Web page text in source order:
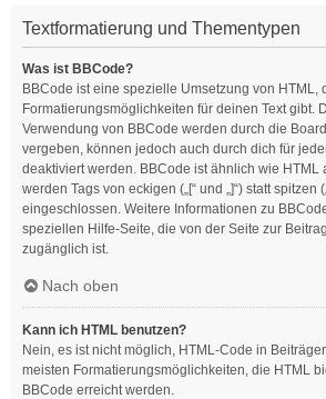
Textformatierung und Thementypen
Was ist BBCode?
BBCode ist eine spezielle Umsetzung von HTML,
Formatierungsmöglichkeiten für deinen Text gibt.
Verwendung von BBCode werden durch die
vergeben, können jedoch auch durch dich für
deaktiviert werden. BBCode ist ähnlich wie HTML
werden Tags von eckigen („[“ und „]“) statt spitzen
eingeschlossen. Weitere Informationen zu
speziellen Hilfe-Seite, die von der Seite zur
zugänglich ist.
Nach oben
Kann ich HTML benutzen?
Nein, es ist nicht möglich, HTML-Code in
meisten Formatierungsmöglichkeiten, die HTML
BBCode erreicht werden.